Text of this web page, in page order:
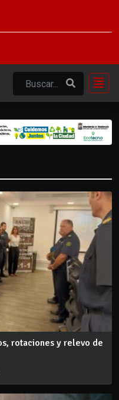
rotaciones y relevo de